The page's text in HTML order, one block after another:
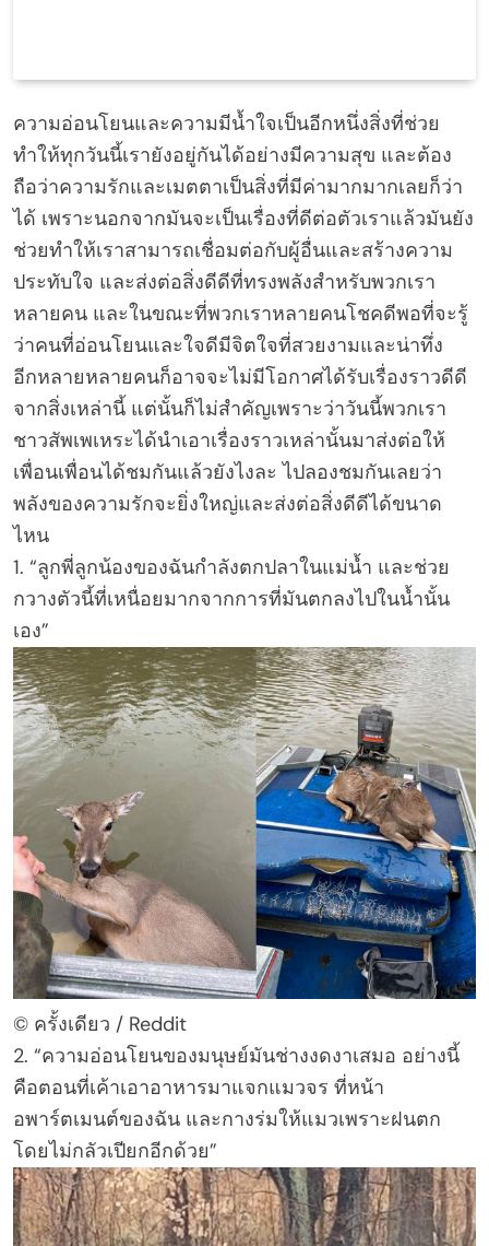
ความอ่อนโยนและความมีน้ำใจเป็นอีกหนึ่งสิ่งที่ช่วย
ทำให้ทุกวันนี้เรายังอยู่กันได้อย่างมีความสุข และต้อง
ถือว่าความรักและเมตตาเป็นสิ่งที่มีค่ามากมากเลยก็ว่า
ได้ เพราะนอกจากมันจะเป็นเรื่องที่ดีต่อตัวเราแล้วมันยัง
ช่วยทำให้เราสามารถเชื่อมต่อกับผู้อื่นและสร้างความ
ประทับใจ และส่งต่อสิ่งดีดีที่ทรงพลังสำหรับพวกเรา
หลายคน และในขณะที่พวกเราหลายคนโชคดีพอที่จะรู้
ว่าคนที่อ่อนโยนและใจดีมีจิตใจที่สวยงามและน่าทึ่ง
อีกหลายหลายคนก็อาจจะไม่มีโอกาศได้รับเรื่องราวดีดี
จากสิ่งเหล่านี้ แต่นั้นก็ไม่สำคัญเพราะว่าวันนี้พวกเรา
ชาวสัพเพเหระได้นำเอาเรื่องราวเหล่านั้นมาส่งต่อให้
เพื่อนเพื่อนได้ชมกันแล้วยังไงละ ไปลองชมกันเลยว่า
พลังของความรักจะยิ่งใหญ่และส่งต่อสิ่งดีดีได้ขนาด
ไหน
1. “ลูกพี่ลูกน้องของฉันกำลังตกปลาในแม่น้ำ และช่วย
กวางตัวนี้ที่เหนื่อยมากจากการที่มันตกลงไปในน้ำนั้น
เอง”
© ครั้งเดียว / Reddit
2. “ความอ่อนโยนของมนุษย์มันช่างงดงาเสมอ อย่างนี้
คือตอนที่เค้าเอาอาหารมาแจกแมวจร ที่หน้า
อพาร์ตเมนต์ของฉัน และกางร่มให้แมวเพราะฝนตก
โดยไม่กลัวเปียกอีกด้วย”